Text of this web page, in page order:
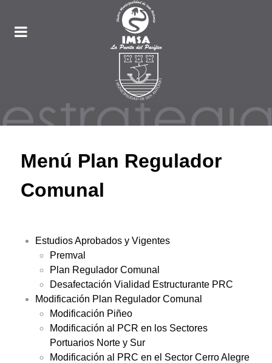
Menú Plan Regulador
Comunal
Estudios Aprobados y Vigentes
Premval
Plan Regulador Comunal
Desafectación Vialidad Estructurante PRC
Modificación Plan Regulador Comunal
Modificación Piñeo
Modificación al PCR en los Sectores
Portuarios Norte y Sur
Modificación al PRC en el Sector Cerro Alegre